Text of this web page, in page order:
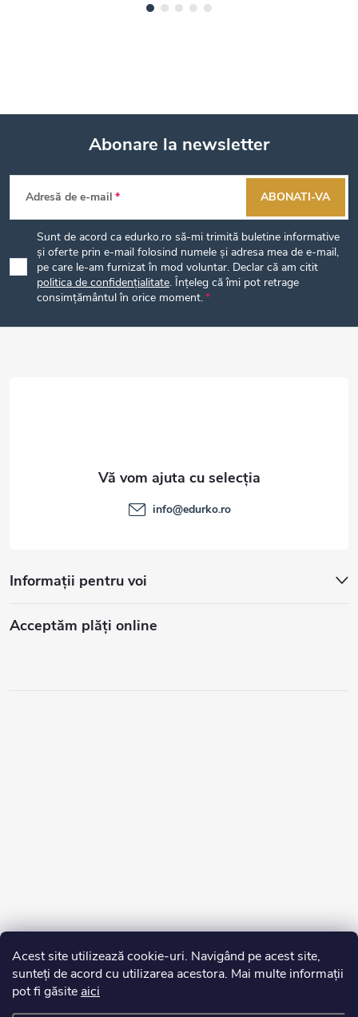
Acest site utilizează cookie-uri. Navigând pe acest site,
sunteți de acord cu utilizarea acestora. Mai multe informații
pot fi găsite aici
S
u
b
o
Abonare la newsletter
Adresă de e-mail
Sunt de acord ca edurko.ro să-mi trimită buletine informative
și oferte prin e-mail folosind numele și adresa mea de e-mail,
pe care le-am furnizat în mod voluntar. Declar că am citit
politica de confidențialitate. Înțeleg că îmi pot retrage
consimțământul în orice moment.
ABONATI-VA
Informații pentru voi
Acceptăm plăţi online
info@edurko.ro